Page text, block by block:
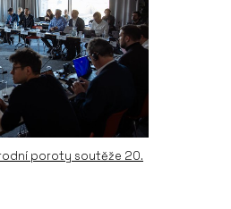
poroty soutěže 20.